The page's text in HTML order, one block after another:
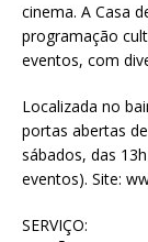
cinema. A Casa
programação
eventos, com
Localizada no
portas abertas
sábados, das
eventos). Site:
SERVIÇO: